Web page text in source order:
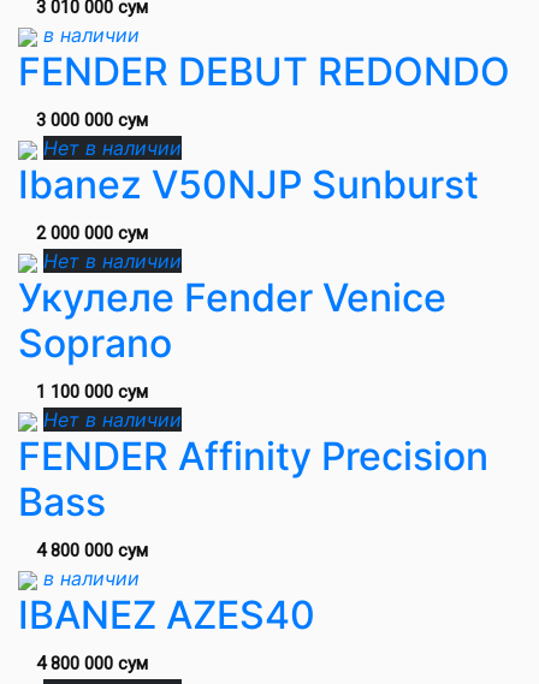
3 010 000 сум
в наличии
FENDER DEBUT REDONDO
3 000 000 сум
Нет в наличии
Ibanez V50NJP Sunburst
2 000 000 сум
Нет в наличии
Укулеле Fender Venice
Soprano
1 100 000 сум
Нет в наличии
FENDER Affinity Precision
Bass
4 800 000 сум
в наличии
IBANEZ AZES40
4 800 000 сум